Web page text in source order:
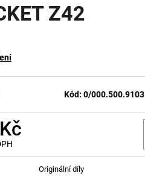
Z42
Kód: 0/000.500.9103
Originální díly